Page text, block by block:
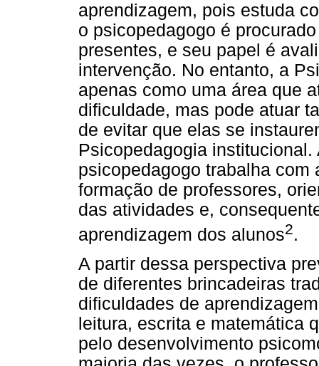
aprendizagem, pois estuda
o psicopedagogo é
presentes, e seu papel é
intervenção. No entanto, a
apenas como uma área que
dificuldade, mas pode atuar
de evitar que elas se
Psicopedagogia
psicopedagogo trabalha
formação de professores,
das atividades e,
aprendizagem dos alunos2.
A partir dessa perspectiva
de diferentes brincadeiras
dificuldades de
leitura, escrita e matemática
pelo desenvolvimento